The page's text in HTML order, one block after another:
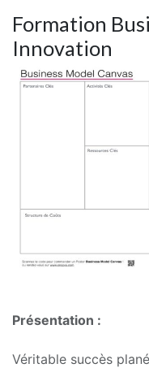
Formation
Innovation
Présentation :
Véritable succès